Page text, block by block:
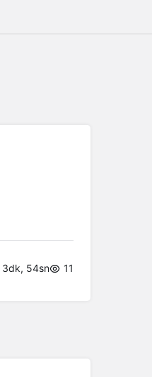
3dk, 54sn 11